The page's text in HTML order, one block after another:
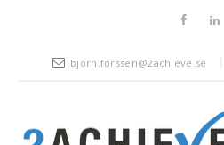
bjorn.forssen@2achieve.se